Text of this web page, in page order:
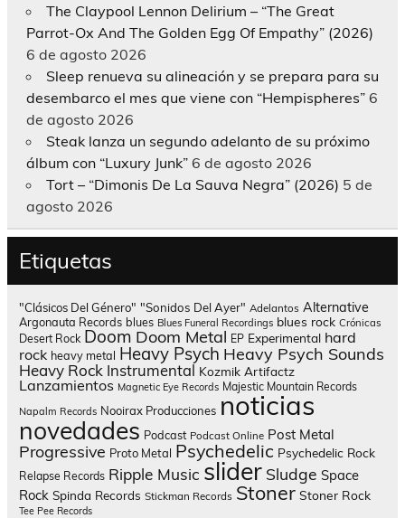
The Claypool Lennon Delirium – “The Great
Parrot-Ox And The Golden Egg Of Empathy” (2026)
6 de agosto 2026
Sleep renueva su alineación y se prepara para su
desembarco el mes que viene con “Hempispheres” 6
de agosto 2026
Steak lanza un segundo adelanto de su próximo
álbum con “Luxury Junk” 6 de agosto 2026
Tort – “Dimonis De La Sauva Negra” (2026) 5 de
agosto 2026
Etiquetas
"Clásicos Del Género" "Sonidos Del Ayer" Adelantos Alternative
Argonauta Records blues Blues Funeral Recordings blues rock Crónicas
Desert Rock Doom Doom Metal EP Experimental hard
rock heavy metal Heavy Psych Heavy Psych Sounds
Heavy Rock Instrumental Kozmik Artifactz
Lanzamientos Magnetic Eye Records Majestic Mountain Records
Napalm Records Nooirax Producciones noticias
novedades Podcast Podcast Online Post Metal
Progressive Proto Metal Psychedelic Psychedelic Rock
Relapse Records Ripple Music slider Sludge Space
Rock Spinda Records Stickman Records Stoner Stoner Rock
Tee Pee Records